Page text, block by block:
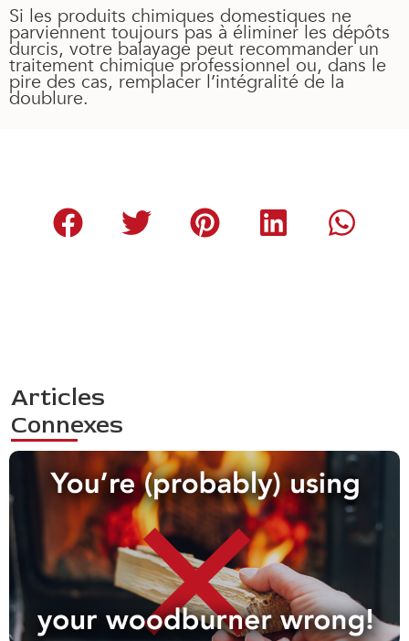
Si les produits chimiques domestiques ne
parviennent toujours pas à éliminer les dépôts
durcis, votre balayage peut recommander un
traitement chimique professionnel ou, dans le
pire des cas, remplacer l’intégralité de la
doublure.
Articles
Connexes